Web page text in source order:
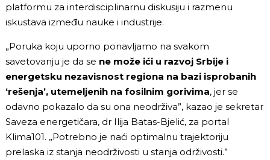
platformu za interdisciplinarnu diskusiju i razmenu
iskustava između nauke i industrije.
„Poruka koju uporno ponavljamo na svakom
savetovanju je da se ne može ići u razvoj Srbije i
energetsku nezavisnost regiona na bazi isprobanih
‘rešenja’, utemeljenih na fosilnim gorivima, jer se
odavno pokazalo da su ona neodrživa”, kazao je sekretar
Saveza energetičara, dr Ilija Batas-Bjelić, za portal
Klima101. „Potrebno je naći optimalnu trajektoriju
prelaska iz stanja neodrživosti u stanja održivosti.”